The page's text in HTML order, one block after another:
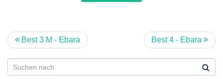
Best 3 M - Ebara Best 4 - Ebara